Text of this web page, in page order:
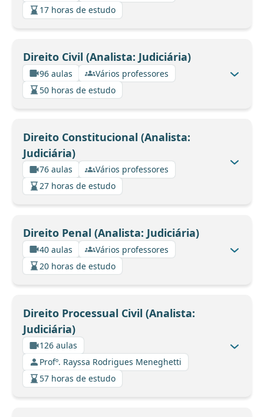
17 horas de estudo
Direito Civil (Analista: Judiciária)
96 aulas
Vários professores
50 horas de estudo
Direito Constitucional (Analista:
Judiciária)
76 aulas
Vários professores
27 horas de estudo
Direito Penal (Analista: Judiciária)
40 aulas
Vários professores
20 horas de estudo
Direito Processual Civil (Analista:
Judiciária)
126 aulas
Profº. Rayssa Rodrigues Meneghetti
57 horas de estudo